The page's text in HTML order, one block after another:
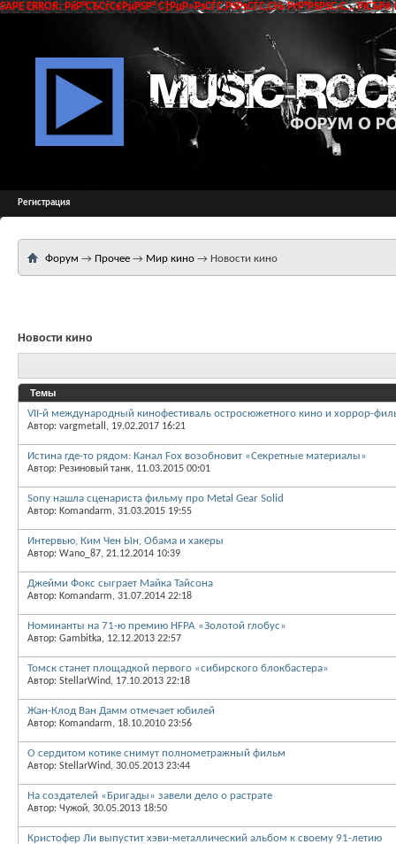
SAPE ERROR: РќР°СЂСѓС€РµРЅР° С†РµР»РѕСЃС‚РЅРѕСЃС‚СЊ РґР°РЅРЅС‹С…
Регистрация
Форум → Прочее → Мир кино → Новости кино
Новости кино
Темы
VII-й международный кинофестиваль остросюжетного кино и хоррор-
Автор: vargmetall, 19.02.2017 16:21
Истина где-то рядом: Канал Fox возобновит «Секретные материалы»
Автор: Резиновый танк, 11.03.2015 00:01
Sony нашла сценариста фильму про Metal Gear Solid
Автор: Komandarm, 31.03.2015 19:55
Интервью, Ким Чен Ын, Обама и хакеры
Автор: Wano_87, 21.12.2014 10:39
Джейми Фокс сыграет Майка Тайсона
Автор: Komandarm, 31.07.2014 22:18
Номинанты на 71-ю премию HFPA «Золотой глобус»
Автор: Gambitka, 12.12.2013 22:57
Томск станет площадкой первого «сибирского блокбастера»
Автор: StellarWind, 17.10.2013 22:18
Жан-Клод Ван Дамм отмечает юбилей
Автор: Komandarm, 18.10.2010 23:56
О сердитом котике снимут полнометражный фильм
Автор: StellarWind, 30.05.2013 23:44
На создателей «Бригады» завели дело о растрате
Автор: Чужой, 30.05.2013 18:50
Кристофер Ли выпустит хэви-металлический альбом к своему 91-летию